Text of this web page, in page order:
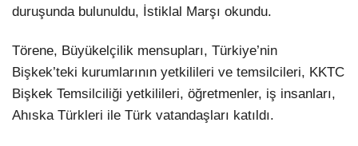
duruşunda bulunuldu, İstiklal Marşı okundu.
Törene, Büyükelçilik mensupları, Türkiye’nin
Bişkek’teki kurumlarının yetkilileri ve temsilcileri, KKTC
Bişkek Temsilciliği yetkilileri, öğretmenler, iş insanları,
Ahıska Türkleri ile Türk vatandaşları katıldı.